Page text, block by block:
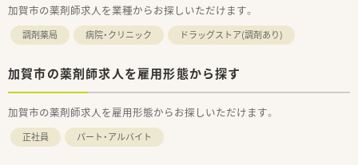
加賀市の薬剤師求人を業種からお探しいただけます。
調剤薬局 病院・クリニック ドラッグストア(調剤あり)
加賀市の薬剤師求人を雇用形態から探す
加賀市の薬剤師求人を雇用形態からお探しいただけます。
正社員 パート・アルバイト